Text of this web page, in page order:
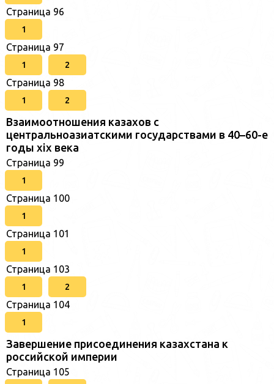
Страница 96
1
Страница 97
1 2
Страница 98
1 2
Взаимоотношения казахов с
центральноазиатскими государствами в 40–60-е
годы xix века
Страница 99
1
Страница 100
1
Страница 101
1
Страница 103
1 2
Страница 104
1
Завершение присоединения казахстана к
российской империи
Страница 105